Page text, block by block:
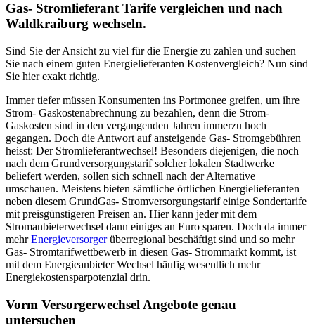
Gas- Stromlieferant Tarife vergleichen und nach
Waldkraiburg wechseln.
Sind Sie der Ansicht zu viel für die Energie zu zahlen und suchen
Sie nach einem guten Energielieferanten Kostenvergleich? Nun sind
Sie hier exakt richtig.
Immer tiefer müssen Konsumenten ins Portmonee greifen, um ihre
Strom- Gaskostenabrechnung zu bezahlen, denn die Strom-
Gaskosten sind in den vergangenden Jahren immerzu hoch
gegangen. Doch die Antwort auf ansteigende Gas- Stromgebühren
heisst: Der Stromlieferantwechsel! Besonders diejenigen, die noch
nach dem Grundversorgungstarif solcher lokalen Stadtwerke
beliefert werden, sollen sich schnell nach der Alternative
umschauen. Meistens bieten sämtliche örtlichen Energielieferanten
neben diesem GrundGas- Stromversorgungstarif einige Sondertarife
mit preisgünstigeren Preisen an. Hier kann jeder mit dem
Stromanbieterwechsel dann einiges an Euro sparen. Doch da immer
mehrEnergieversorgerüberregional beschäftigt sind und so mehr
Gas- Stromtarifwettbewerb in diesen Gas- Strommarkt kommt, ist
mit dem Energieanbieter Wechsel häufig wesentlich mehr
Energiekostensparpotenzial drin.
Vorm Versorgerwechsel Angebote genau
untersuchen